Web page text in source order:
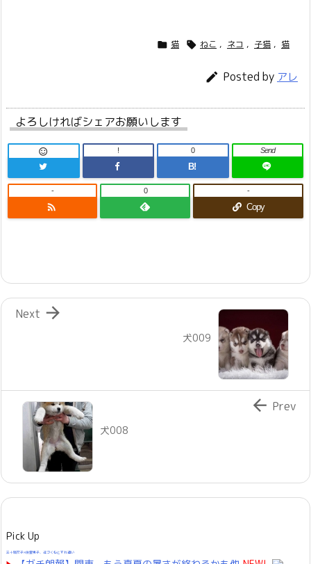
 猫  ねこ , ネコ , 子猫 , 猫
 Posted by アレ
よろしければシェアお願いします
 !
B!
0 Send

- 0
Copy
-
犬009

Next
犬008
 Prev
Pick Up
三十路女子×後輩男子、近づく心とすれ違い